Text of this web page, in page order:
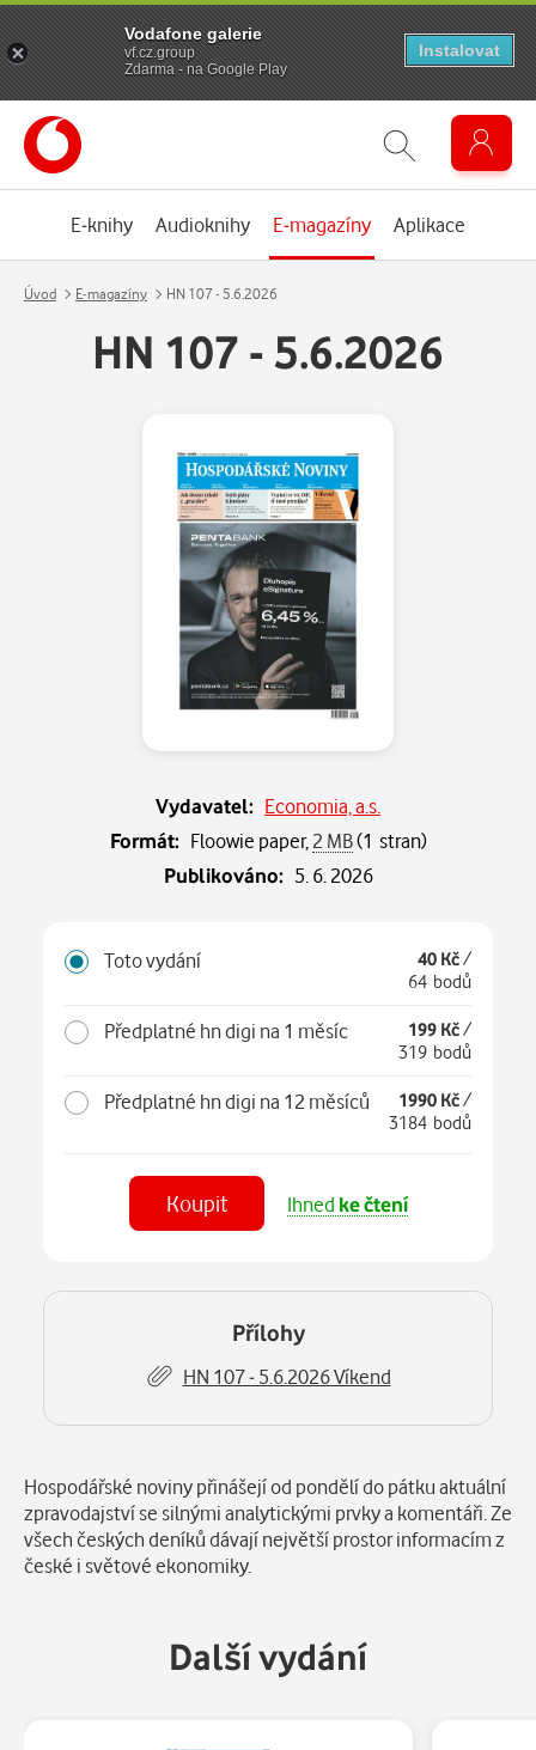
E-knihy Audioknihy E-magazíny Aplikace
Úvod E-magazíny HN 107 - 5.6.2026
HN 107 - 5.6.2026
Vydavatel: Economia, a.s.
Formát: Floowie paper, 2 MB(1 stran)
Publikováno: 5. 6. 2026
Toto vydání 40 Kč/
64 bodů
Předplatné hn digi na 1 měsíc 199 Kč/
319 bodů
Předplatné hn digi na 12 měsíců 1990 Kč/
3184 bodů
Koupit Ihned ke čtení
Čístv aplikaci
Přílohy
HN 107 - 5.6.2026 Víkend
Popis
Hospodářské noviny přinášejí od pondělí do pátku aktuální
zpravodajství se silnými analytickými prvky a komentáři. Ze
všech českých deníků dávají největší prostor informacím z
české i světové ekonomiky.
Další vydání
Vodafone galerie
vf.cz.group
Zdarma - na Google Play
Instalovat